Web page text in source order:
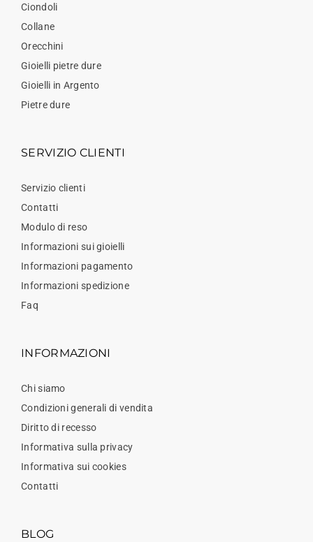
Ciondoli
Collane
Orecchini
Gioielli pietre dure
Gioielli in Argento
Pietre dure
SERVIZIO CLIENTI
Servizio clienti
Contatti
Modulo di reso
Informazioni sui gioielli
Informazioni pagamento
Informazioni spedizione
Faq
INFORMAZIONI
Chi siamo
Condizioni generali di vendita
Diritto di recesso
Informativa sulla privacy
Informativa sui cookies
Contatti
BLOG